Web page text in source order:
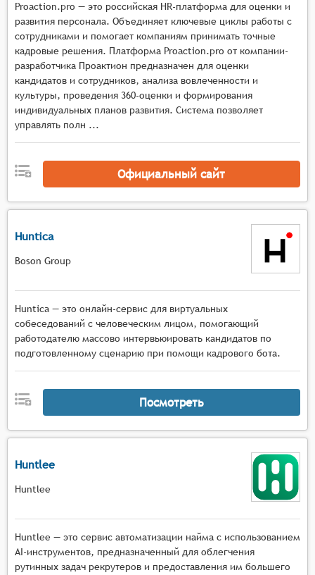
тесты, тесты на логику и другие.
Настройка параметров теста: Системы должны
позволять настраивать параметры теста, такие
как количество вопросов, время на
прохождение теста, критерии прохождения и
т.д.
Проведение тестирования: Системы должны
обеспечивать возможность проведения
тестирования в режиме онлайн, предоставляя
кандидатам доступ к тестам через веб-браузер
или мобильное приложение.
анализировать результаты тестирования,
также общие статистические данные по группе
позволять сравнивать результаты тестирования
разных кандидатов, групп кандидатов или
одного кандидата в разные периоды времени,
Proaction.pro — это российская HR-платформа для оценки и
развития персонала. Объединяет ключевые циклы работы с
сотрудниками и помогает компаниям принимать точные
кадровые решения. Платформа Proaction.pro от компании-
разработчика Проактион предназначен для оценки
кандидатов и сотрудников, анализа вовлеченности и
культуры, проведения 360-оценки и формирования
индивидуальных планов развития. Система позволяет
управлять полн ...
Официальный сайт
Huntica
Boson Group
Huntica — это онлайн-сервис для виртуальных
собеседований с человеческим лицом, помогающий
работодателю массово интервьюировать кандидатов по
подготовленному сценарию при помощи кадрового бота.
Посмотреть
Huntlee
Huntlee
Huntlee — это сервис автоматизации найма с использованием
AI-инструментов, предназначенный для облегчения
рутинных задач рекрутеров и предоставления им большего